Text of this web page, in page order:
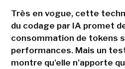
Très en vogue, cette
du codage par IA promet
consommation de tokens
performances. Mais un
montre qu'elle n'apporte